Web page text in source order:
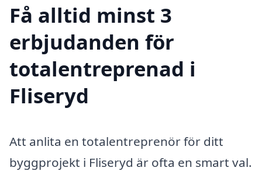
Få alltid minst 3
erbjudanden för
totalentreprenad i
Fliseryd
Att anlita en totalentreprenör för ditt
byggprojekt i Fliseryd är ofta en smart val.